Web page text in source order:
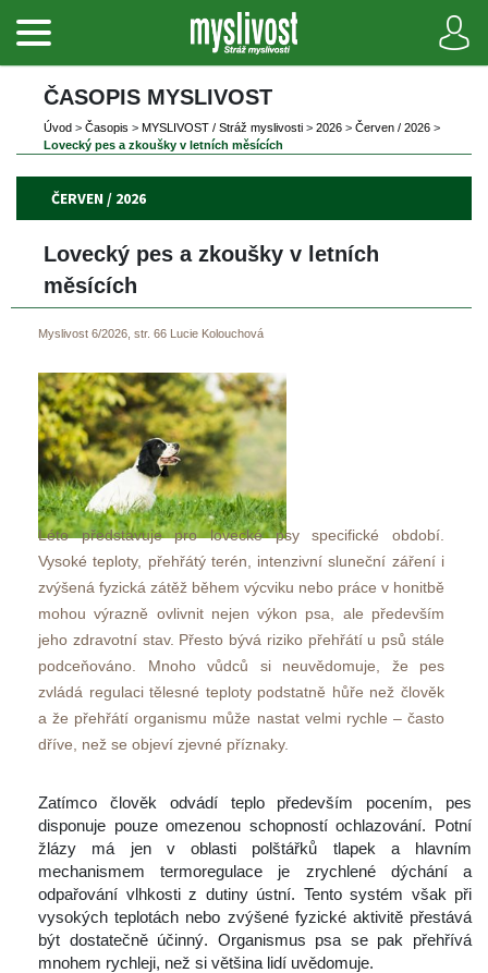
ČASOPIS MYSLIVOST
Úvod > Časopi > MYSLIVOST / Stráž myslivosti > 2026 > Červen / 2026 >
Lovecký pes a zkoušky v letních měsících
ČERVEN / 2026
Lovecký pes a zkoušky v letních
měsících
Myslivost 6/2026, str. 66 Lucie Kolouchová
Léto představuje pro lovecké psy specifické období.
Vysoké teploty, přehřátý terén, intenzivní sluneční záření i
zvýšená fyzická zátěž během výcviku nebo práce v honitbě
mohou výrazně ovlivnit nejen výkon psa, ale především
jeho zdravotní stav. Přesto bývá riziko přehřátí u psů stále
podceňováno. Mnoho vůdců si neuvědomuje, že pes
zvládá regulaci tělesné teploty podstatně hůře než člověk
a že přehřátí organismu může nastat velmi rychle – často
dříve, než se objeví zjevné příznaky.
Zatímco člověk odvádí teplo především pocením, pes
disponuje pouze omezenou schopností ochlazování. Potní
žlázy má jen v oblasti polštářků tlapek a hlavním
mechanismem termoregulace je zrychlené dýchání a
odpařování vlhkosti z dutiny ústní. Tento systém však při
vysokých teplotách nebo zvýšené fyzické aktivitě přestává
být dostatečně účinný. Organismus psa se pak přehřívá
mnohem rychleji, než si většina lidí uvědomuje.